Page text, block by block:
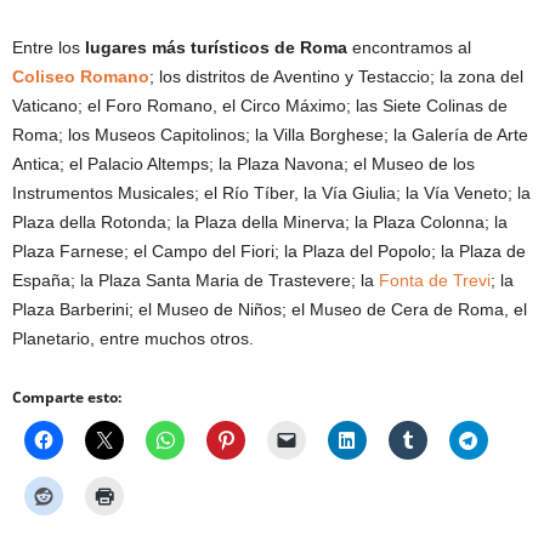
Entre los lugares más turísticos de Roma encontramos al
Coliseo Romano; los distritos de Aventino y Testaccio; la zona del
Vaticano; el Foro Romano, el Circo Máximo; las Siete Colinas de
Roma; los Museos Capitolinos; la Villa Borghese; la Galería de Arte
Antica; el Palacio Altemps; la Plaza Navona; el Museo de los
Instrumentos Musicales; el Río Tíber, la Vía Giulia; la Vía Veneto; la
Plaza della Rotonda; la Plaza della Minerva; la Plaza Colonna; la
Plaza Farnese; el Campo del Fiori; la Plaza del Popolo; la Plaza de
España; la Plaza Santa Maria de Trastevere; la Fonta de Trevi; la
Plaza Barberini; el Museo de Niños; el Museo de Cera de Roma, el
Planetario, entre muchos otros.
Comparte esto: